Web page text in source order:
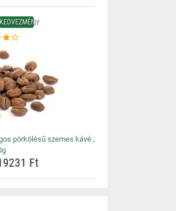
KEDVEZMÉNY
pörkölésű szemes kávé ,
Ft